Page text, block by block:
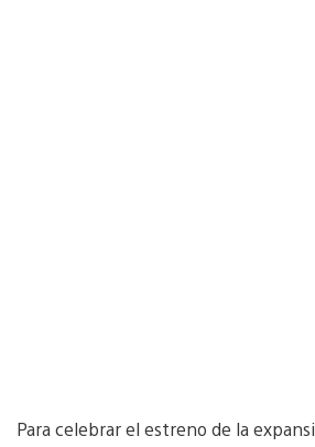
Para celebrar el estreno de la